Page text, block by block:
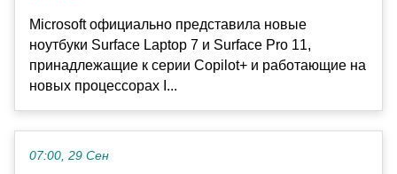
Microsoft официально представила новые
ноутбуки Surface Laptop 7 и Surface Pro 11,
принадлежащие к серии Copilot+ и работающие на
новых процессорах I...
07:00, 29 Сен